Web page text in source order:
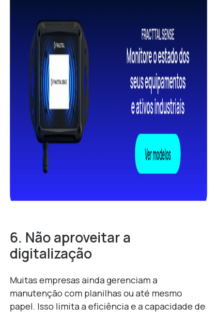
6. Não aproveitar a
digitalização
Muitas empresas ainda gerenciam a
manutenção com planilhas ou até mesmo
papel. Isso limita a eficiência e a capacidade de